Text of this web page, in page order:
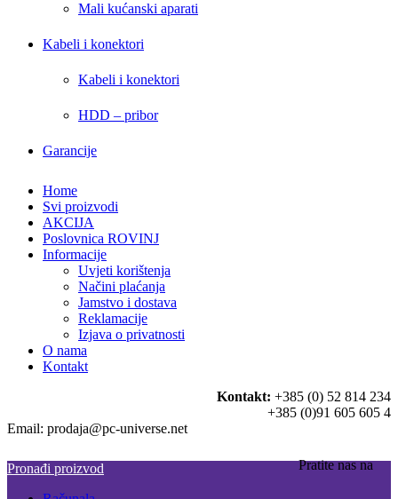
Mali kućanski aparati
Kabeli i konektori
Kabeli i konektori
HDD – pribor
Garancije
Home
Svi proizvodi
AKCIJA
Poslovnica ROVINJ
Informacije
Uvjeti korištenja
Načini plaćanja
Jamstvo i dostava
Reklamacije
Izjava o privatnosti
O nama
Kontakt
Kontakt: +385 (0) 52 814 234
+385 (0)91 605 605 4
Email: prodaja@pc-universe.net
Pratite nas na
Pronađi proizvod